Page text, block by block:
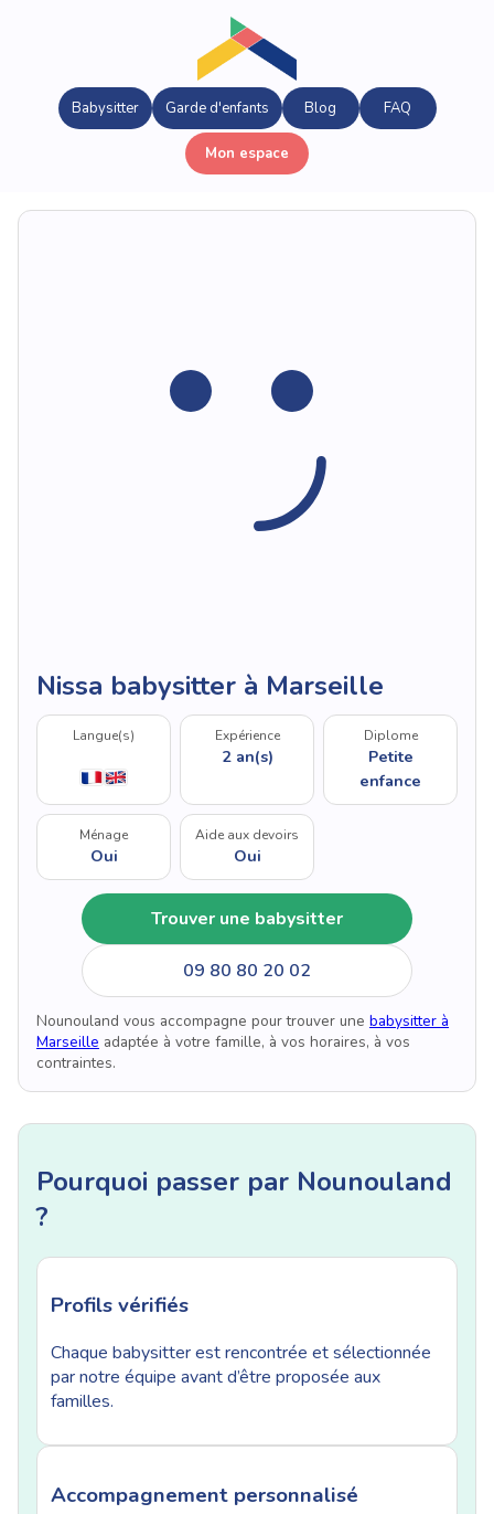
Babysitter Garde d'enfants Blog FAQ
Mon espace
Nissa babysitter à Marseille
Langue(s) Expérience
2 an(s)
Diplome
Petite
enfance
Ménage
Oui
Aide aux devoirs
Oui
Trouver une babysitter
09 80 80 20 02
Nounouland vous accompagne pour trouver une babysitter à
Marseille adaptée à votre famille, à vos horaires, à vos
contraintes.
Pourquoi passer par Nounouland
?
Profils vérifiés
Chaque babysitter est rencontrée et sélectionnée
par notre équipe avant d’être proposée aux
familles.
Accompagnement personnalisé